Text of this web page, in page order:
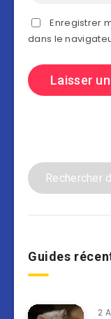
Enregistrer
dans le
Guides
2